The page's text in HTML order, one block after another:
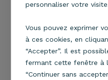
personnaliser votre
Vous pouvez exprimer
à ces cookies, en
“Accepter”. Il est
fermant cette fenêtre à
“Continuer sans